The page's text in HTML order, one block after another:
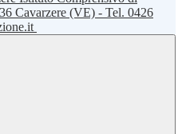
Cavarzere (VE) - Tel. 0426